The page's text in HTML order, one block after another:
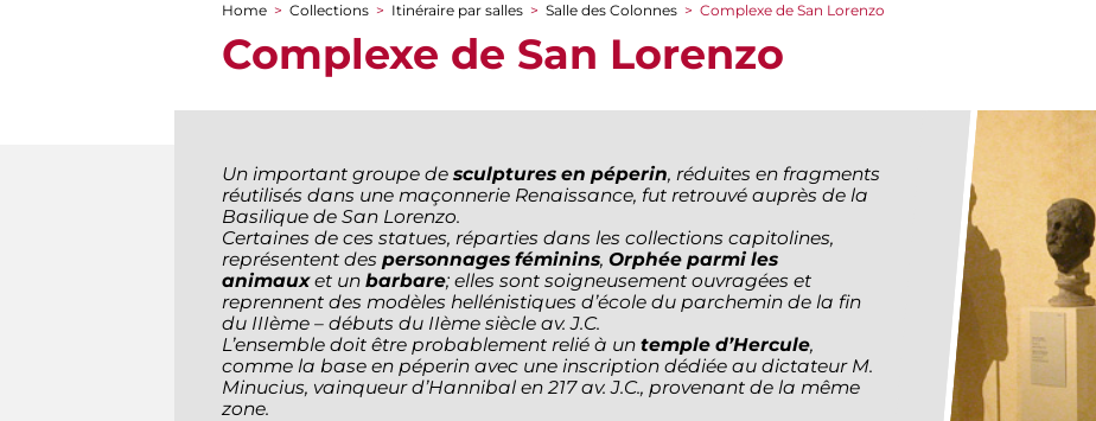
You are here
Home > Collections > Itinéraire par salles > Salle des Colonnes > Complexe de San Lorenzo
Complexe de San Lorenzo
Un important groupe de sculptures en péperin, réduites en fragments
réutilisés dans une maçonnerie Renaissance, fut retrouvé auprès de la
Basilique de San Lorenzo.
Certaines de ces statues, réparties dans les collections capitolines,
représentent des personnages féminins, Orphée parmi les
animauxet un barbare; elles sont soigneusement ouvragées et
reprennent des modèles hellénistiques d’école du parchemin de la fin
du IIIème – débuts du IIème siècle av. J.C.
L’ensemble doit être probablement relié à un temple d’Hercule,
comme la base en péperin avec une inscription dédiée au dictateur M.
Minucius, vainqueur d’Hannibal en 217 av. J.C., provenant de la même
zone.